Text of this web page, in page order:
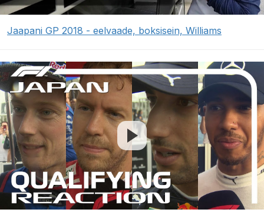
Jaapani GP 2018 - eelvaade, boksisein, Williams